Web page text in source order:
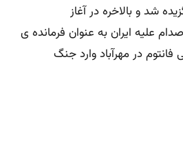
شد و بالاخره در آغاز
علیه ایران به عنوان فرمانده‌ ی
در مهرآباد وارد جنگ